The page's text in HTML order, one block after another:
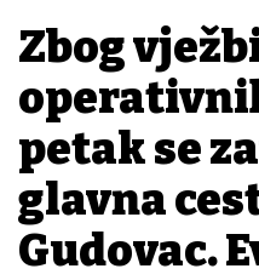
Zbog
petak se
glavna
Gudovac.